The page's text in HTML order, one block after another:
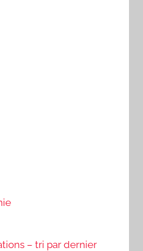
– tri par dernier